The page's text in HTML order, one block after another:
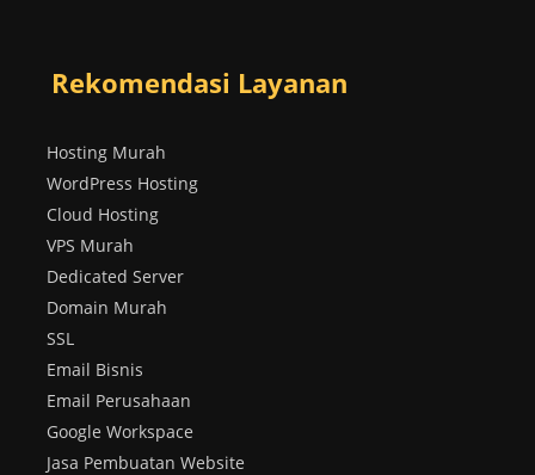
Rekomendasi Layanan
Hosting Murah
WordPress Hosting
Cloud Hosting
VPS Murah
Dedicated Server
Domain Murah
SSL
Email Bisnis
Email Perusahaan
Google Workspace
Jasa Pembuatan Website